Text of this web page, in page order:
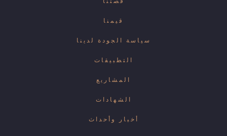
قيمنا
سياسة الجودة لدينا
التطبيقات
المشاريع
الشهادات
أخبار وأحداث